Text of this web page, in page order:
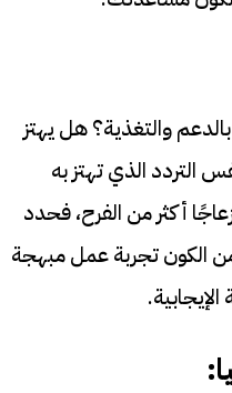
والتغذية؟ هل يهتز
التردد الذي تهتز به
أكثر من الفرح، فحدد
الكون تجربة عمل مبهجة